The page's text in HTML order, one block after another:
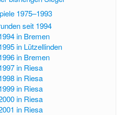
1975–1993
seit 1994
in Bremen
in Lützellinden
in Bremen
in Riesa
in Riesa
in Riesa
in Riesa
in Riesa